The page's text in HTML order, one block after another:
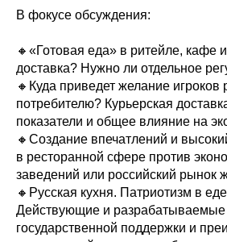
В фокусе обсуждения:
🔸«Готовая еда» в ритейле, кафе
доставка? Нужно ли отдельное
🔸Куда приведет желание игроков
потребителю? Курьерская
показатели и общее влияние на
🔸Создание впечатлений и
в ресторанной сфере против
заведений или российский рынок
🔸Русская кухня. Патриотизм в
Действующие и
государственной поддержки и